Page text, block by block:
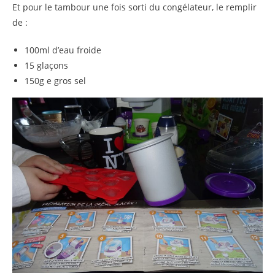
Et pour le tambour une fois sorti du congélateur, le remplir
de :
100ml d’eau froide
15 glaçons
150g e gros sel